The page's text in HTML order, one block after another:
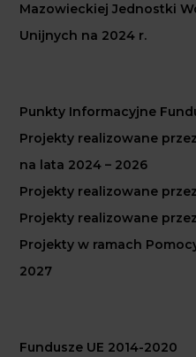
Mazowieckiej Jednostki
Unijnych na 2024 r.
Punkty Informacyjne
Projekty realizowane
na lata 2024 – 2026
Projekty realizowane
Projekty realizowane
Projekty w ramach
2027
Fundusze UE 2014-2020